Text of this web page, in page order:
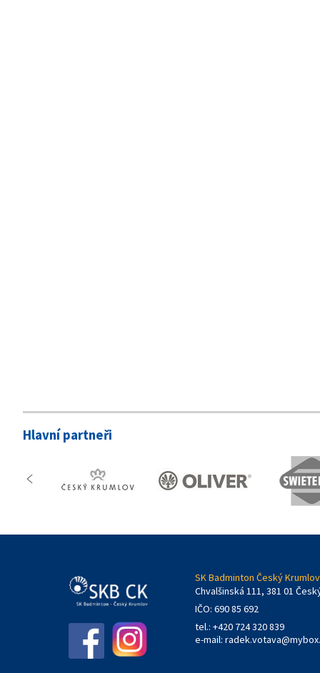
Hlavní partneři
SK Badminton Český
Chvalšinská 111, 381 01
IČO: 690 85 692
tel.: +420 724 320 839
e-mail: